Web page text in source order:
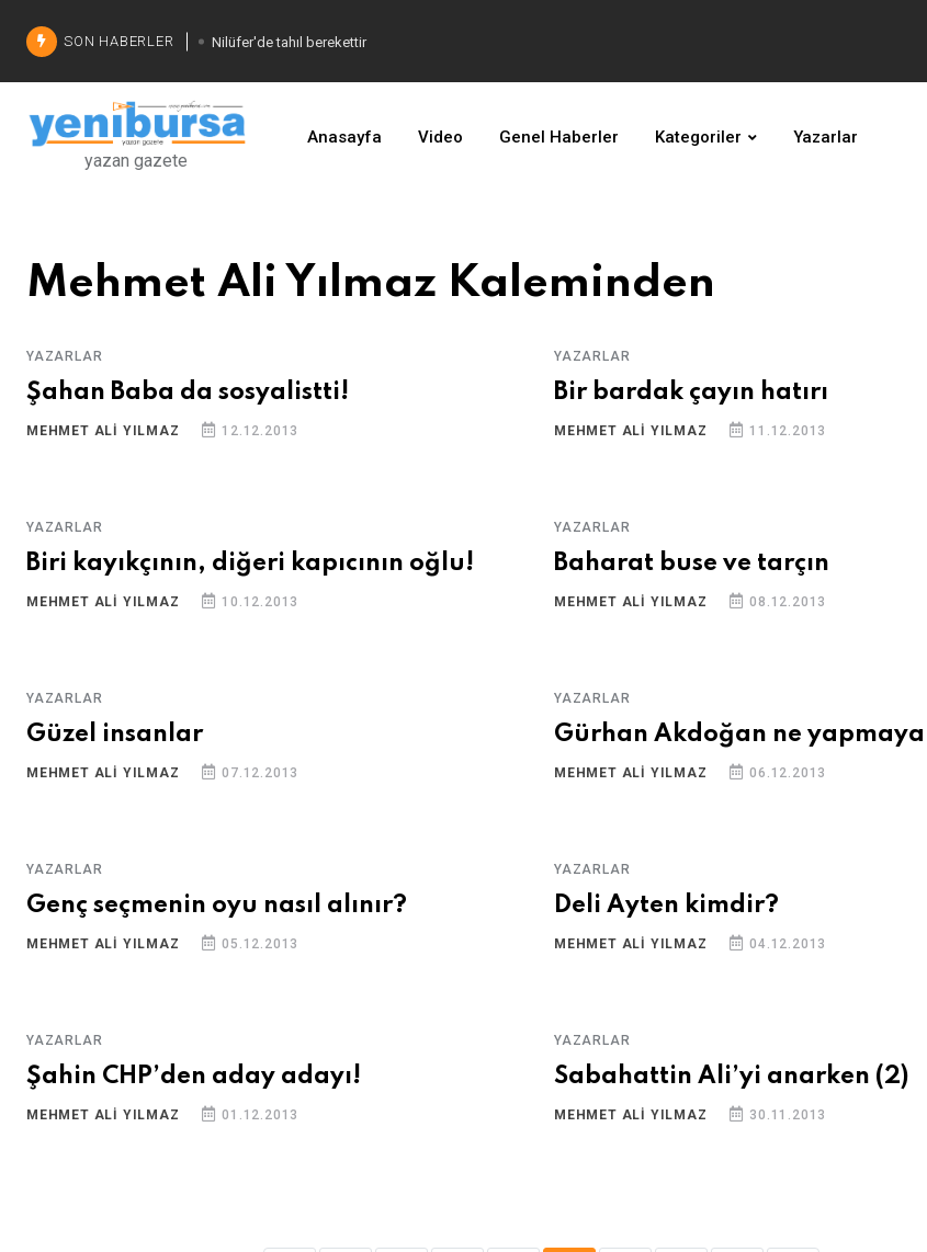
SON HABERLER Nilüfer'de tahıl berekettir
Şadi Özdemir'den çözüm
İşinizi geliştirin
yazan gazete
Anasayfa Video Genel Haberler Kategoriler Yazarlar
Mehmet Ali Yılmaz Kaleminden
YAZARLAR
Şahan Baba da sosyalistti!
MEHMET ALI YILMAZ 12.12.2013
YAZARLAR
Bir bardak çayın hatırı
MEHMET ALI YILMAZ 11.12.2013
YAZARLAR
Biri kayıkçının, diğeri kapıcının oğlu!
MEHMET ALI YILMAZ 10.12.2013
YAZARLAR
Baharat buse ve tarçın
MEHMET ALI YILMAZ 08.12.2013
YAZARLAR
Güzel insanlar
MEHMET ALI YILMAZ 07.12.2013
YAZARLAR
Gürhan Akdoğan ne yapmaya
MEHMET ALI YILMAZ 06.12.2013
YAZARLAR
Genç seçmenin oyu nasıl alınır?
MEHMET ALI YILMAZ 05.12.2013
YAZARLAR
Deli Ayten kimdir?
MEHMET ALI YILMAZ 04.12.2013
YAZARLAR
Şahin CHP’den aday adayı!
MEHMET ALI YILMAZ 01.12.2013
YAZARLAR
Sabahattin Ali’yi anarken (2)
MEHMET ALI YILMAZ 30.11.2013